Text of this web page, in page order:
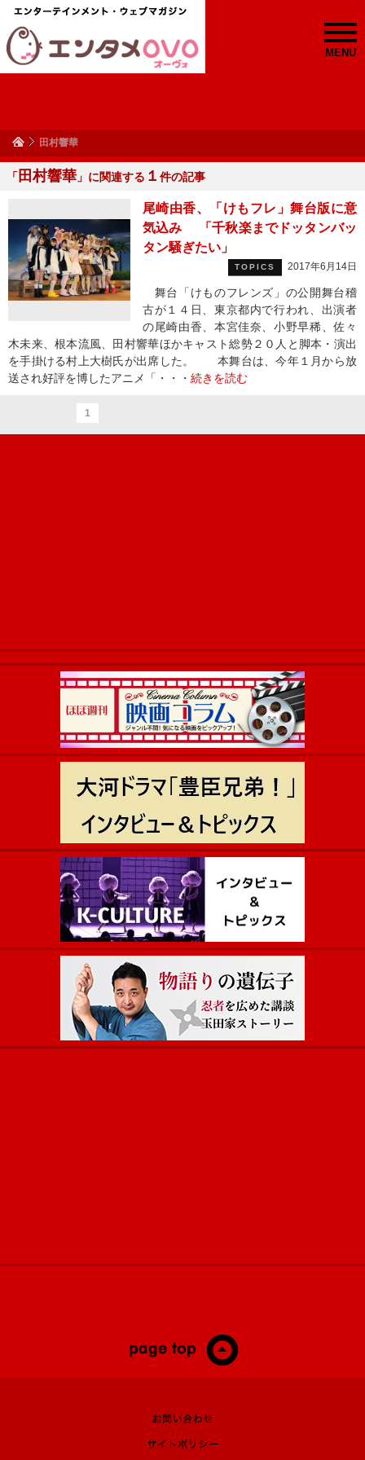
MENU
田村響華
「 田村響華 」に関連する １ 件の記事
尾崎由香、「けもフレ」舞台版に意
気込み 「千秋楽までドッタンバッ
タン騒ぎたい」
TOPICS 2017年6月14日
舞台「けものフレンズ」の公開舞台稽
古が１４日、東京都内で行われ、出演者
の尾崎由香、本宮佳奈、小野早稀、佐々
木未来、根本流風、田村響華ほかキャスト総勢２０人と脚本・演出
を手掛ける村上大樹氏が出席した。 本舞台は、今年１月から放
送され好評を博したアニメ「・・・ 続きを読む
1